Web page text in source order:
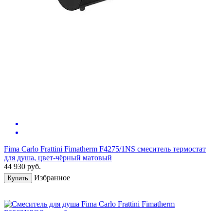
Fima Carlo Frattini Fimatherm F4275/1NS смеситель термостат
для душа, цвет-чёрный матовый
44 930 руб.
Купить Избранное